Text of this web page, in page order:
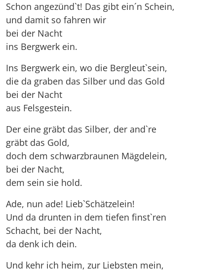
Schon angezünd`t! Das gibt ein´n Schein,
und damit so fahren wir
bei der Nacht
ins Bergwerk ein.
Ins Bergwerk ein, wo die Bergleut`sein,
die da graben das Silber und das Gold
bei der Nacht
aus Felsgestein.
Der eine gräbt das Silber, der and`re
gräbt das Gold,
doch dem schwarzbraunen Mägdelein,
bei der Nacht,
dem sein sie hold.
Ade, nun ade! Lieb`Schätzelein!
Und da drunten in dem tiefen finst`ren
Schacht, bei der Nacht,
da denk ich dein.
Und kehr ich heim, zur Liebsten mein,